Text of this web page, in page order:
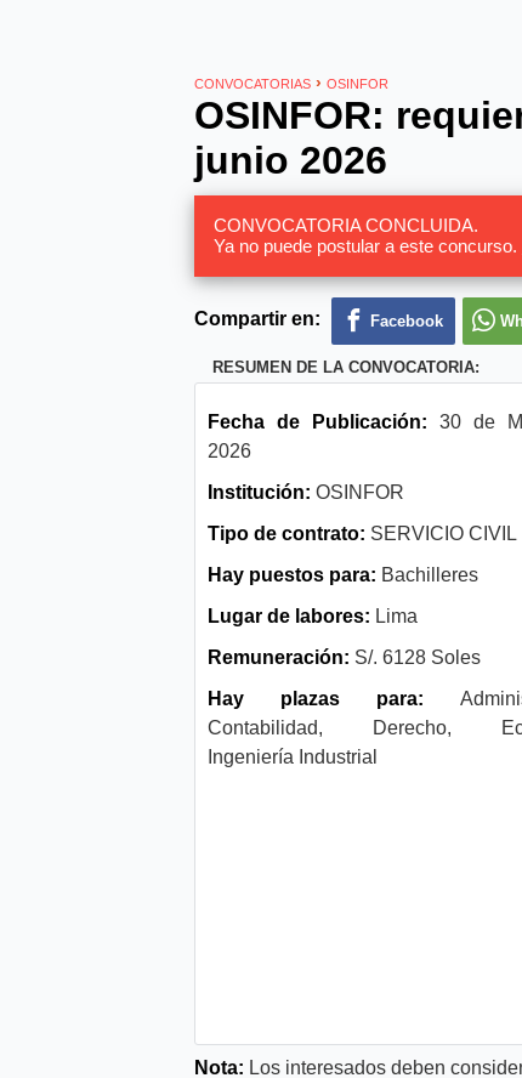
CONVOCATORIAS › OSINFOR
OSINFOR:
junio 2026
CONVOCATORIA CONCLUIDA.
Ya no puede postular a este concurso.
Compartir en: Facebook
RESUMEN DE LA CONVOCATORIA:
Fecha de Publicación: 30 de
2026
Institución: OSINFOR
Tipo de contrato: SERVICIO CIVIL
Hay puestos para: Bachilleres
Lugar de labores: Lima
Remuneración: S/. 6128 Soles
Hay plazas para:
Contabilidad, Derecho,
Ingeniería Industrial
Nota: Los interesados deben